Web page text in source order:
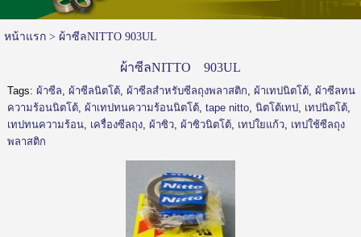
หน้าแรก> ผ้าซีลNITTO 903UL
ผ้าซีลNITTO 903UL
Tags: ผ้าซีล ผ้าซีลนิตโต้, ผ้าซีลสำหรับซีลถุงพลาสติก ผ้าเทปนิตโต้, ผ้าซีลทน
ความร้อนนิตโต้, ผ้าเทปทนความร้อนนิตโต้, tape nitto, นิตโต้เทป, เทปนิตโต้,
เทปทนความร้อน, เครื่องซีลถุง, ผ้าซิว, ผ้าซิวนิตโต้, เทปใยแก้ว, เทปใช้ซีลถุง
พลาสติก